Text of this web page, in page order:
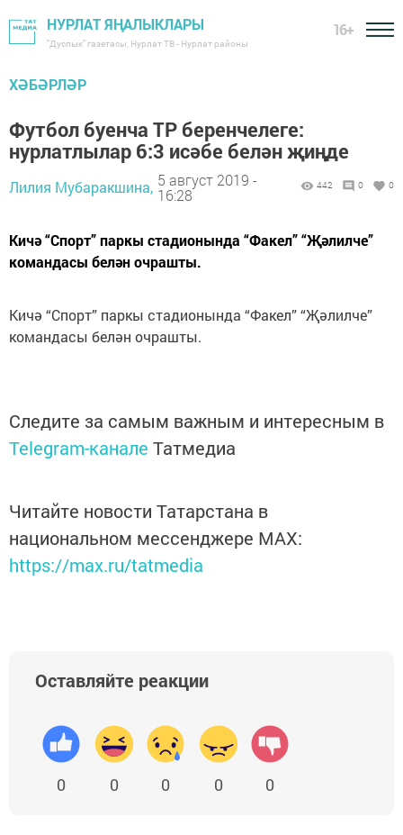
НУРЛАТ ЯҢАЛЫКЛАРЫ
"Дуслык" газетасы, Нурлат ТВ - Нурлат районы
16+
ХӘБӘРЛӘР
Футбол буенча ТР беренчелеге:
нурлатлылар 6:3 исәбе белән җиңде
Лилия Мубаракшина, 5 август 2019 -
16:28
442 0 0
Кичә “Спорт” паркы стадионында “Факел” “Җәлилче”
командасы белән очрашты.
Кичә “Спорт” паркы стадионында “Факел” “Җәлилче”
командасы белән очрашты.
Следите за самым важным и интересным в
Telegram-канале Татмедиа
Читайте новости Татарстана в
национальном мессенджере MАХ:
https://max.ru/tatmedia
Оставляйте реакции
0 0 0 0 0